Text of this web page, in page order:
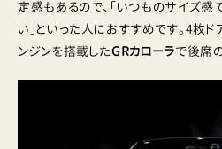
定感もあるので、「いつものサイズ
い」といった人におすすめです。4枚
ンジンを搭載したGRカローラで後席